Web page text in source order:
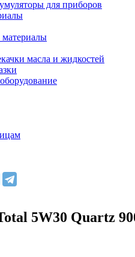
для приборов
масла и жидкостей
5W30 Quartz